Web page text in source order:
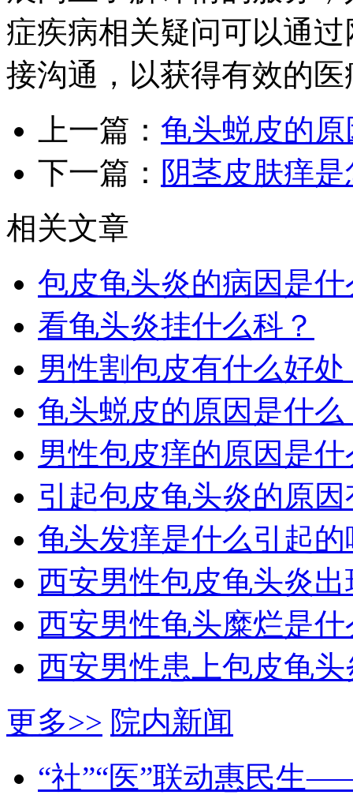
症疾病相关疑问可以通
接沟通，以获得有效的
上一篇： 龟头蜕皮的
下一篇： 阴茎皮肤痒
相关文章
包皮龟头炎的病因是什
看龟头炎挂什么科？
男性割包皮有什么好处
龟头蜕皮的原因是什么
男性包皮痒的原因是
引起包皮龟头炎的原因
龟头发痒是什么引起的
西安男性包皮龟头炎
西安男性龟头糜烂是
西安男性患上包皮龟
更多>> 院内新闻
“社”“医”联动惠民生